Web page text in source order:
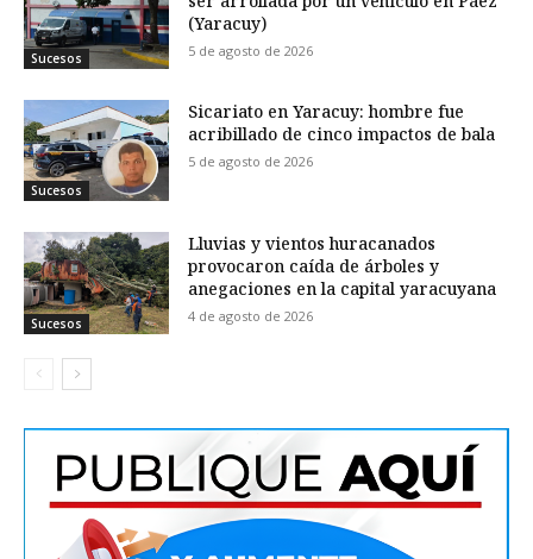
Sucesos
(Yaracuy)
5 de agosto de 2026
Sucesos
Sicariato en Yaracuy: hombre fue
acribillado de cinco impactos de bala
5 de agosto de 2026
Sucesos
Lluvias y vientos huracanados
provocaron caída de árboles y
anegaciones en la capital yaracuyana
4 de agosto de 2026